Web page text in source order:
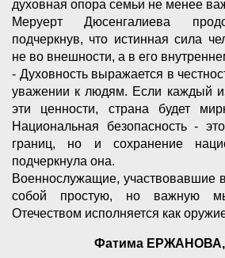
духовная опора семьи не менее
Меруерт Дюсенгалиева
подчеркнув, что истинная сила
не во внешности, а в его
- Духовность выражается в
уважении к людям. Если каждый
эти ценности, страна будет
Национальная безопасность -
границ, но и сохранение
подчеркнула она.
Военнослужащие, участвовавшие
собой простую, но важную
Отечеством исполняется как
Фатима ЕРЖАНОВА,